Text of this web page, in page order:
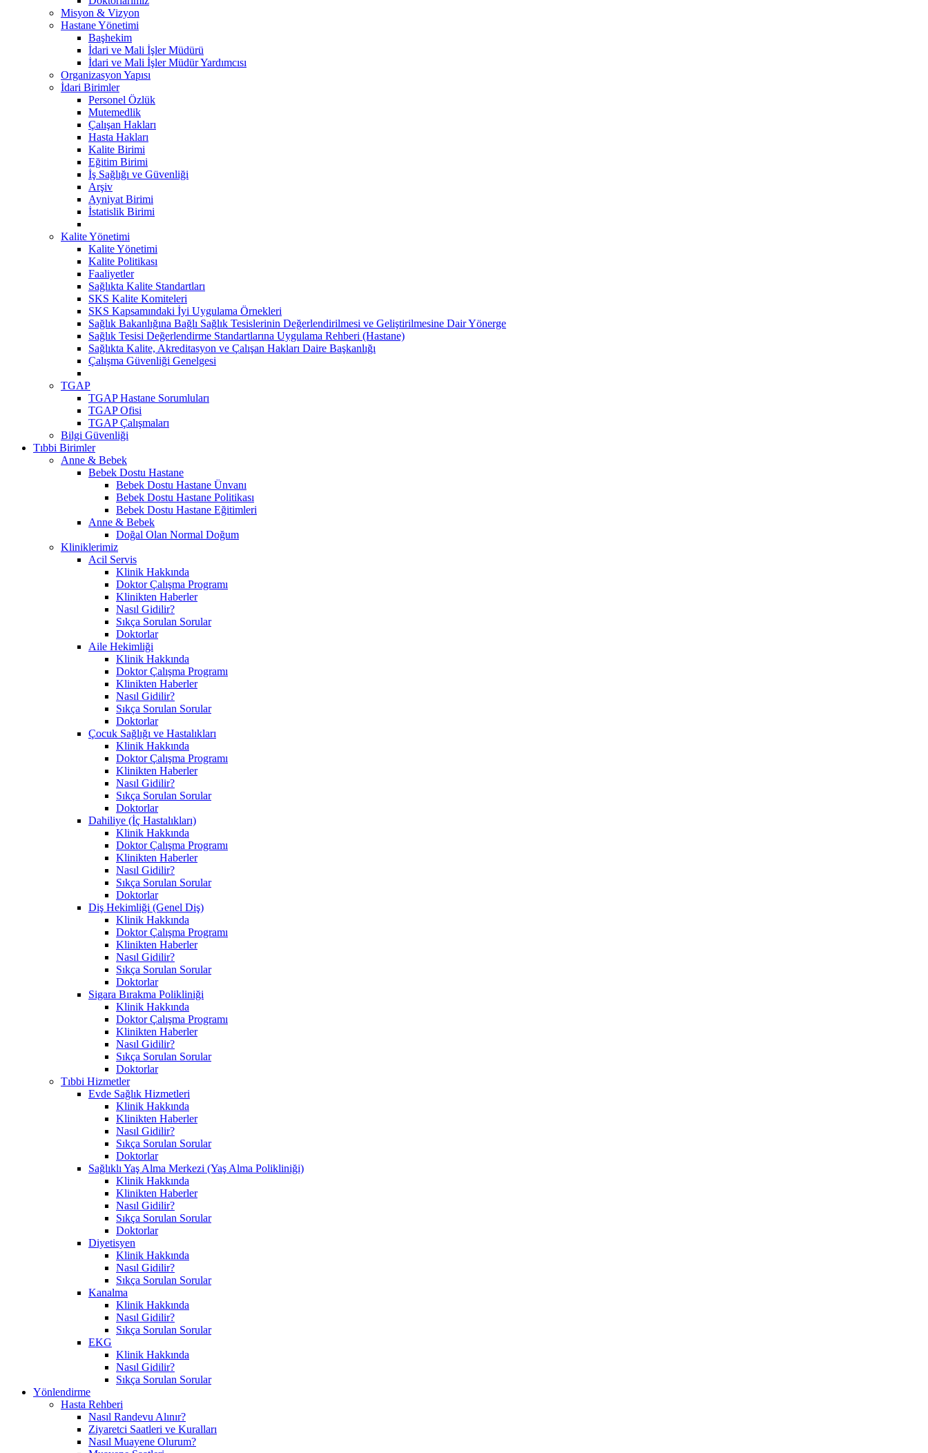
Misyon & Vizyon
Hastane Yönetimi
Başhekim
İdari ve Mali İşler Müdürü
İdari ve Mali İşler Müdür Yardımcısı
Organizasyon Yapısı
İdari Birimler
Personel Özlük
Mutemedlik
Çalışan Hakları
Hasta Hakları
Kalite Birimi
Eğitim Birimi
İş Sağlığı ve Güvenliği
Arşiv
Ayniyat Birimi
İstatislik Birimi
Kalite Yönetimi
Kalite Yönetimi
Kalite Politikası
Faaliyetler
Sağlıkta Kalite Standartları
SKS Kalite Komiteleri
SKS Kapsamındaki İyi Uygulama Örnekleri
Sağlık Bakanlığına Bağlı Sağlık Tesislerinin Değerlendirilmesi ve Geliştirilmesine Dair Yönerge
Sağlık Tesisi Değerlendirme Standartlarına Uygulama Rehberi (Hastane)
Sağlıkta Kalite, Akreditasyon ve Çalışan Hakları Daire Başkanlığı
Çalışma Güvenliği Genelgesi
TGAP
TGAP Hastane Sorumluları
TGAP Ofisi
TGAP Çalışmaları
Bilgi Güvenliği
Tıbbi Birimler
Anne & Bebek
Bebek Dostu Hastane
Bebek Dostu Hastane Ünvanı
Bebek Dostu Hastane Politikası
Bebek Dostu Hastane Eğitimleri
Anne & Bebek
Doğal Olan Normal Doğum
Kliniklerimiz
Acil Servis
Klinik Hakkında
Doktor Çalışma Programı
Klinikten Haberler
Nasıl Gidilir?
Sıkça Sorulan Sorular
Doktorlar
Aile Hekimliği
Klinik Hakkında
Doktor Çalışma Programı
Klinikten Haberler
Nasıl Gidilir?
Sıkça Sorulan Sorular
Doktorlar
Çocuk Sağlığı ve Hastalıkları
Klinik Hakkında
Doktor Çalışma Programı
Klinikten Haberler
Nasıl Gidilir?
Sıkça Sorulan Sorular
Doktorlar
Dahiliye (İç Hastalıkları)
Klinik Hakkında
Doktor Çalışma Programı
Klinikten Haberler
Nasıl Gidilir?
Sıkça Sorulan Sorular
Doktorlar
Diş Hekimliği (Genel Diş)
Klinik Hakkında
Doktor Çalışma Programı
Klinikten Haberler
Nasıl Gidilir?
Sıkça Sorulan Sorular
Doktorlar
Sigara Bırakma Polikliniği
Klinik Hakkında
Doktor Çalışma Programı
Klinikten Haberler
Nasıl Gidilir?
Sıkça Sorulan Sorular
Doktorlar
Tıbbi Hizmetler
Evde Sağlık Hizmetleri
Klinik Hakkında
Klinikten Haberler
Nasıl Gidilir?
Sıkça Sorulan Sorular
Doktorlar
Sağlıklı Yaş Alma Merkezi (Yaş Alma Polikliniği)
Klinik Hakkında
Klinikten Haberler
Nasıl Gidilir?
Sıkça Sorulan Sorular
Doktorlar
Diyetisyen
Klinik Hakkında
Nasıl Gidilir?
Sıkça Sorulan Sorular
Kanalma
Klinik Hakkında
Nasıl Gidilir?
Sıkça Sorulan Sorular
EKG
Klinik Hakkında
Nasıl Gidilir?
Sıkça Sorulan Sorular
Yönlendirme
Hasta Rehberi
Nasıl Randevu Alınır?
Ziyaretci Saatleri ve Kuralları
Nasıl Muayene Olurum?